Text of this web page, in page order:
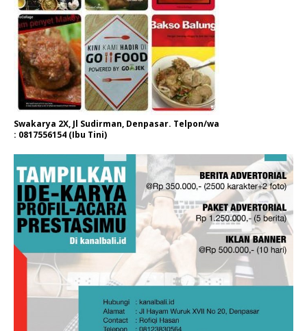
Swakarya 2X, Jl Sudirman, Denpasar. Telpon/wa
: 0817556154 (Ibu Tini)